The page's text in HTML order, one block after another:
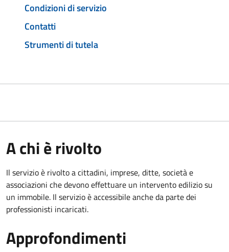
Condizioni di servizio
Contatti
Strumenti di tutela
A chi è rivolto
Il servizio è rivolto a cittadini, imprese, ditte, società e
associazioni che devono effettuare un intervento edilizio su
un immobile. Il servizio è accessibile anche da parte dei
professionisti incaricati.
Approfondimenti